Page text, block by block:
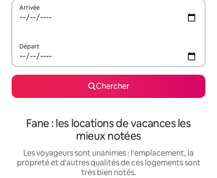
Arrivée
Départ
Chercher
Fane : les locations de vacances les
mieux notées
Les voyageurs sont unanimes : l'emplacement, la
propreté et d'autres qualités de ces logements sont
très bien notés.